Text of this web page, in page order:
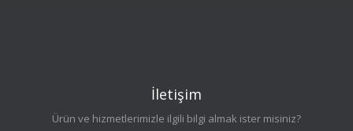
İletişim
Ürün ve hizmetlerimizle ilgili bilgi almak ister misiniz?